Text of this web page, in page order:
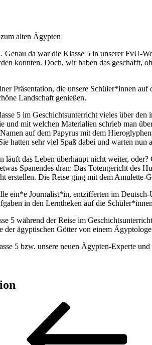
alten Ägypten
da war die Klasse 5 in unserer FvU-
konnten. Doch, wir haben das geschafft,
Präsentation, die unsere Schüler*innen
Landschaft genießen.
5 im Geschichtsunterricht vieles über
und mit welchen Materialien schrieb man
auf dem Papyrus mit dem
hatten sehr viel Spaß dabei und warten nun
läuft das Leben überhaupt nicht weiter,
Spanendes dran: Das Totengericht des
erstellen. Die Reise ging mit dem Amulette-
ein*e Journalist*in, entzifferten im
in den Lerntheken auf die
5 während der Reise im
der ägyptischen Götter von einem
5 bzw. unsere neuen Ägypten-Experte